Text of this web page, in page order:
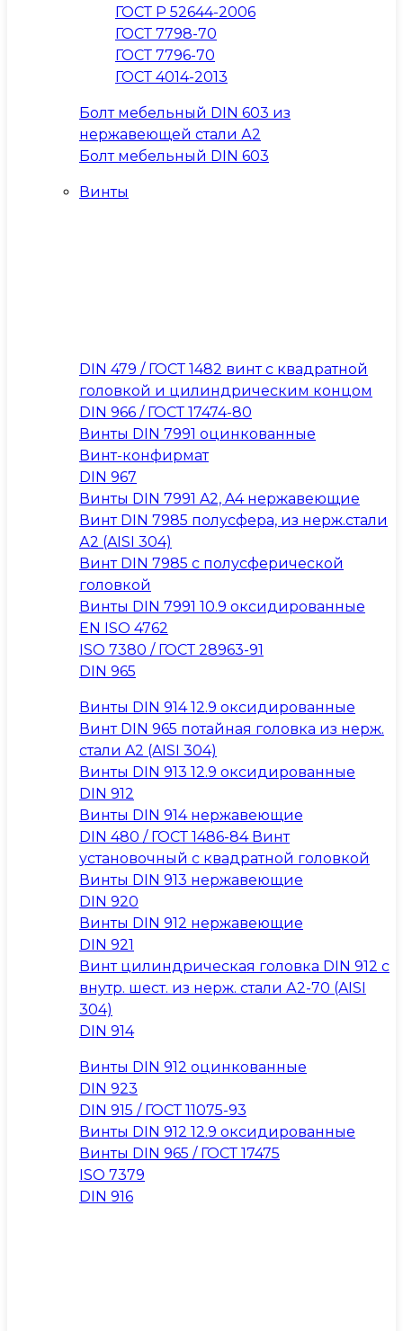
ГОСТ Р 52644-2006
ГОСТ 7798-70
ГОСТ 7796-70
ГОСТ 4014-2013
Болт мебельный DIN 603 из
нержавеющей стали А2
Болт мебельный DIN 603
Винты
DIN 479 / ГОСТ 1482 винт с квадратной
головкой и цилиндрическим концом
DIN 966 / ГОСТ 17474-80
Винты DIN 7991 оцинкованные
Винт-конфирмат
DIN 967
Винты DIN 7991 A2, A4 нержавеющие
Винт DIN 7985 полусфера, из нерж.стали
А2 (AISI 304)
Винт DIN 7985 с полусферической
головкой
Винты DIN 7991 10.9 оксидированные
EN ISO 4762
ISO 7380 / ГОСТ 28963-91
DIN 965
Винты DIN 914 12.9 оксидированные
Винт DIN 965 потайная головка из нерж.
стали A2 (AISI 304)
Винты DIN 913 12.9 оксидированные
DIN 912
Винты DIN 914 нержавеющие
DIN 480 / ГОСТ 1486-84 Винт
установочный с квадратной головкой
Винты DIN 913 нержавеющие
DIN 920
Винты DIN 912 нержавеющие
DIN 921
Винт цилиндрическая головка DIN 912 с
внутр. шест. из нерж. стали А2-70 (AISI
304)
DIN 914
Винты DIN 912 оцинкованные
DIN 923
DIN 915 / ГОСТ 11075-93
Винты DIN 912 12.9 оксидированные
Винты DIN 965 / ГОСТ 17475
ISO 7379
DIN 916